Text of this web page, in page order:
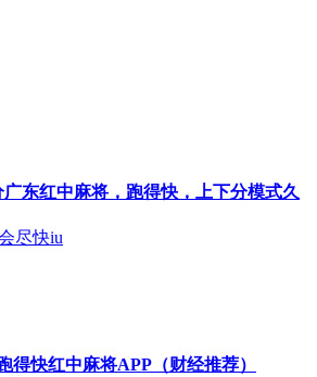
东红中麻将，跑得快，上下分模式久
尽快iu
得快红中麻将APP（财经推荐）